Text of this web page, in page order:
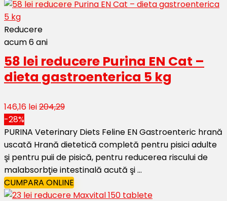
Reducere
acum 6 ani
58 lei reducere Purina EN Cat –
dieta gastroenterica 5 kg
146,16 lei204,29
-28%
PURINA Veterinary Diets Feline EN Gastroenteric hrană
uscată Hrană dietetică completă pentru pisici adulte
şi pentru puii de pisică, pentru reducerea riscului de
malabsorbţie intestinală acută şi ...
CUMPARA ONLINE